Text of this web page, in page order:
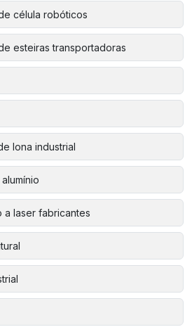
célula robóticos
esteiras transportadoras
lona industrial
a laser fabricantes